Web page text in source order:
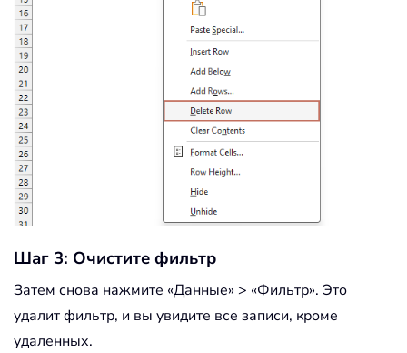
Шаг 3: Очистите фильтр
Затем снова нажмите «Данные» > «Фильтр». Это
удалит фильтр, и вы увидите все записи, кроме
удаленных.